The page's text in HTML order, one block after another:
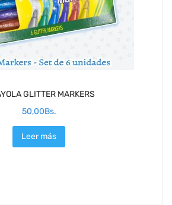
GLITTER MARKERS
50,00Bs.
Leer más